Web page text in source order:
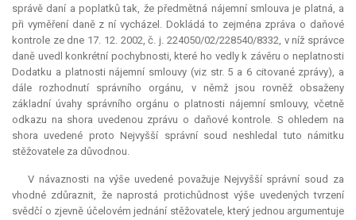
správě daní a poplatků tak, že předmětná nájemní smlouva je platná, a
při vyměření daně z ní vycházel. Dokládá to zejména zpráva o daňové
kontrole ze dne 17. 12. 2002, č. j. 224050/02/228540/8332, v níž správce
daně uvedl konkrétní pochybnosti, které ho vedly k závěru o neplatnosti
Dodatku a platnosti nájemní smlouvy (viz str. 5 a 6 citované zprávy), a
dále rozhodnutí správního orgánu, v němž jsou rovněž obsaženy
základní úvahy správního orgánu o platnosti nájemní smlouvy, včetně
odkazu na shora uvedenou zprávu o daňové kontrole. S ohledem na
shora uvedené proto Nejvyšší správní soud neshledal tuto námitku
stěžovatele za důvodnou.
V návaznosti na výše uvedené považuje Nejvyšší správní soud za
vhodné zdůraznit, že naprostá protichůdnost výše uvedených tvrzení
svědčí o zjevně účelovém jednání stěžovatele, který jednou argumentuje